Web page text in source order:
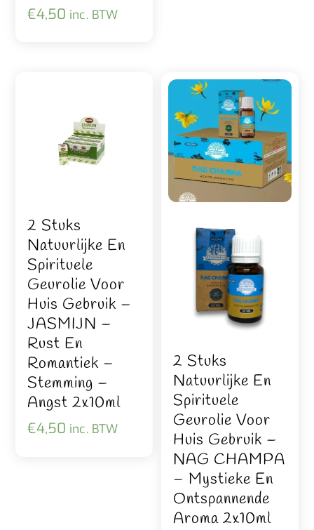
€4,50 inc. BTW
2 Stuks
Natuurlijke En
Spirituele
Geurolie Voor
Huis Gebruik –
JASMIJN –
Rust En
Romantiek –
Stemming –
Angst 2x10ml
€4,50 inc. BTW
2 Stuks
Natuurlijke En
Spirituele
Geurolie Voor
Huis Gebruik –
NAG CHAMPA
– Mystieke En
Ontspannende
Aroma 2x10ml